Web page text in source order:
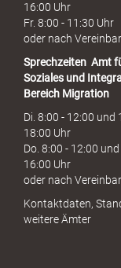
16:00 Uhr
Fr. 8:00 - 11:30 Uhr
oder nach
Sprechzeiten Amt
Soziales und
Bereich Migration
Di. 8:00 - 12:00 und
18:00 Uhr
Do. 8:00 - 12:00
16:00 Uhr
oder nach
Kontaktdaten,
weitere Ämter